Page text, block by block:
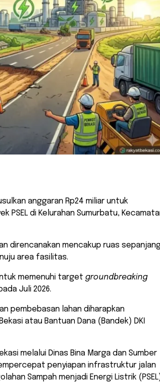
anggaran Rp24 miliar untuk
PSEL di Kelurahan Sumurbatu,
direncanakan mencakup ruas
area fasilitas.
memenuhi target groundbreaking
Juli 2026.
pembebasan lahan diharapkan
atau Bantuan Dana (Bandek) DKI
melalui Dinas Bina Marga dan Sumber
penyiapan infrastruktur jalan
Sampah menjadi Energi Listrik